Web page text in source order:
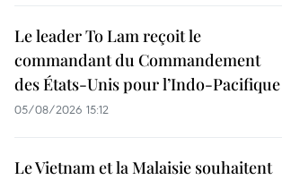
Le leader To Lam reçoit le
commandant du Commandement
des États-Unis pour l’Indo-Pacifique
05/08/2026 15:12
Le Vietnam et la Malaisie souhaitent